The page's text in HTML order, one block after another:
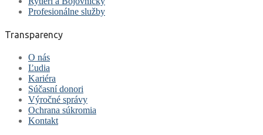
Profesionálne služby
Transparency
O nás
Ľudia
Kariéra
Súčasní donori
Výročné správy
Ochrana súkromia
Kontakt